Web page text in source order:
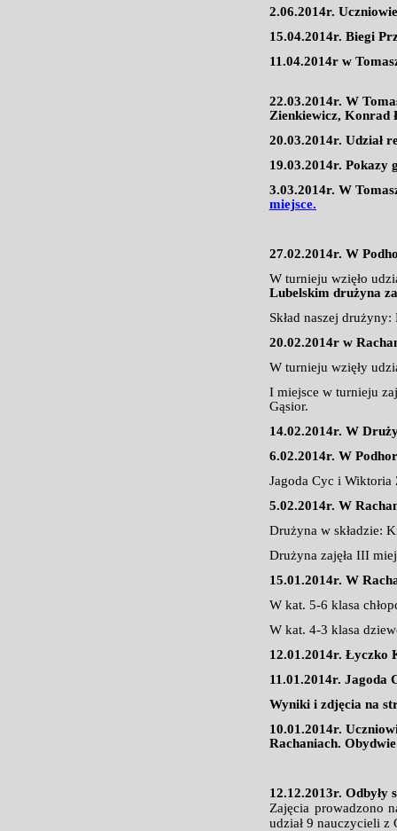
2.06.2014r.
15.04.2014r. Biegi
11.04.2014r w
22.03.2014r. W
Zienkiewicz, Konrad
20.03.2014r. Udział
19.03.2014r. Pokazy
3.03.2014r. W
miejsce.
27.02.2014r. W
W turnieju wzięło
Lubelskim drużyna
Skład naszej
20.02.2014r w
W turnieju wzięły
I miejsce w turnieju
Gąsior.
14.02.2014r. W
6.02.2014r. W
Jagoda Cyc i Wiktoria
5.02.2014r. W
Drużyna w składzie:
Drużyna zajęła III
15.01.2014r. W
W kat. 5-6 klasa
W kat. 4-3 klasa
12.01.2014r. Łyczko
11.01.2014r. Jagoda
Wyniki i zdjęcia na
10.01.2014r.
Rachaniach.
12.12.2013r. Odbyły
Zajęcia prowadzono
udział 9